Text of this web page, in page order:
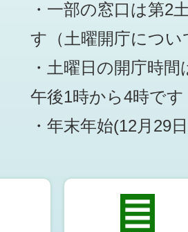
・一部の窓口は第2
す （土曜開庁につ
・土曜日の開庁時
午後1時から4時です
・年末年始(12月29